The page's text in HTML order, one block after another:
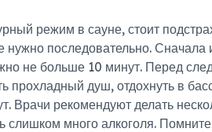
режим в сауне, стоит
нужно последовательно.
не больше 10 минут. Перед
прохладный душ, отдохнуть в
Врачи рекомендуют делать
слишком много алкоголя.